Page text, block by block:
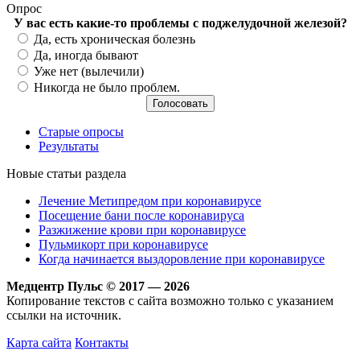
Опрос
У вас есть какие-то проблемы с поджелудочной железой?
Варианты
Да, есть хроническая болезнь
Да, иногда бывают
Уже нет (вылечили)
Никогда не было проблем.
Старые опросы
Результаты
Новые статьи раздела
Лечение Метипредом при коронавирусе
Посещение бани после коронавируса
Разжижение крови при коронавирусе
Пульмикорт при коронавирусе
Когда начинается выздоровление при коронавирусе
Медцентр Пульс © 2017 — 2026
Копирование текстов с сайта возможно только с указанием
ссылки на источник.
Карта сайта Контакты